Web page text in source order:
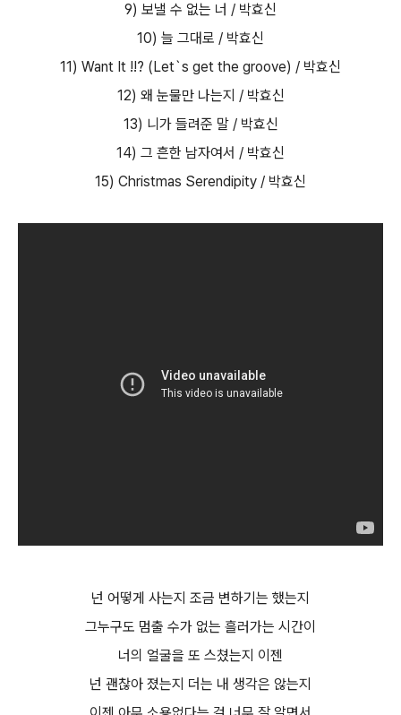
9) 보낼 수 없는 너 / 박효신
10) 늘 그대로 / 박효신
11) Want It !!? (Let`s get the groove) / 박효신
12) 왜 눈물만 나는지 / 박효신
13) 니가 들려준 말 / 박효신
14) 그 흔한 남자여서 / 박효신
15) Christmas Serendipity / 박효신
넌 어떻게 사는지 조금 변하기는 했는지
그누구도 멈출 수가 없는 흘러가는 시간이
너의 얼굴을 또 스쳤는지 이젠
넌 괜찮아 졌는지 더는 내 생각은 않는지